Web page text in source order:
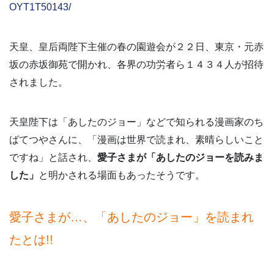
OYT1T50143/
天皇、皇后両陛下主催の春の園遊会が２２日、東京・元赤
坂の赤坂御苑で開かれ、各界の功労者ら１４３４人が招待
されました。
天皇陛下は「あしたのジョー」などで知られる漫画家のち
ばてつやさんに、「漫画は世界で読まれ、素晴らしいこと
ですね」と話され、 愛子さまが「あしたのジョーを読みま
した」 と明かされる場面もあったそうです。
愛子さまが…、「あしたのジョー」を読まれ
たとは!!